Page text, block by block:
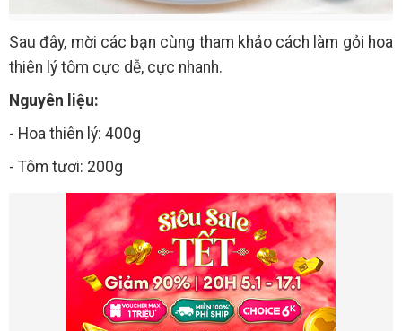
Sau đây, mời các bạn cùng tham khảo cách làm gỏi hoa
thiên lý tôm cực dễ, cực nhanh.
Nguyên liệu:
- Hoa thiên lý: 400g
- Tôm tươi: 200g